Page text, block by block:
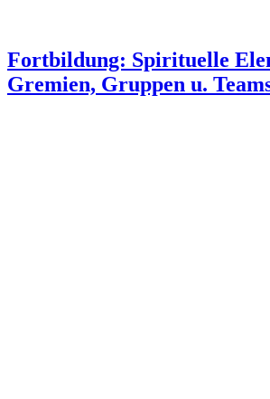
Fortbildung: Spirituelle
Gremien, Gruppen u.